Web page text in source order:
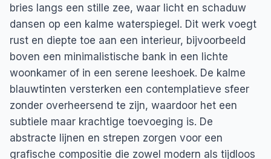
bries langs een stille zee, waar licht en schaduw
dansen op een kalme waterspiegel. Dit werk voegt
rust en diepte toe aan een interieur, bijvoorbeeld
boven een minimalistische bank in een lichte
woonkamer of in een serene leeshoek. De kalme
blauwtinten versterken een contemplatieve sfeer
zonder overheersend te zijn, waardoor het een
subtiele maar krachtige toevoeging is. De
abstracte lijnen en strepen zorgen voor een
grafische compositie die zowel modern als tijdloos